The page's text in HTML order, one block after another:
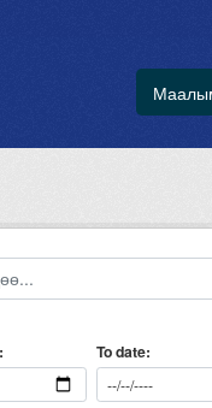
To date